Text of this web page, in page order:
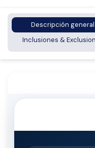
Descripción general
Inclusiones &